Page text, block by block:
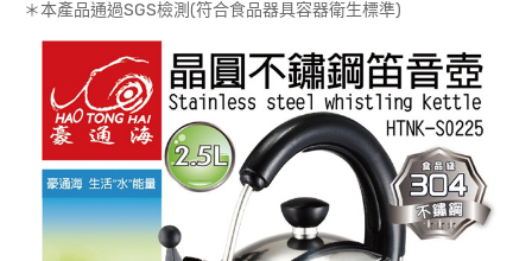
＊本產品通過SGS檢測(符合食品器具容器衛生標準)